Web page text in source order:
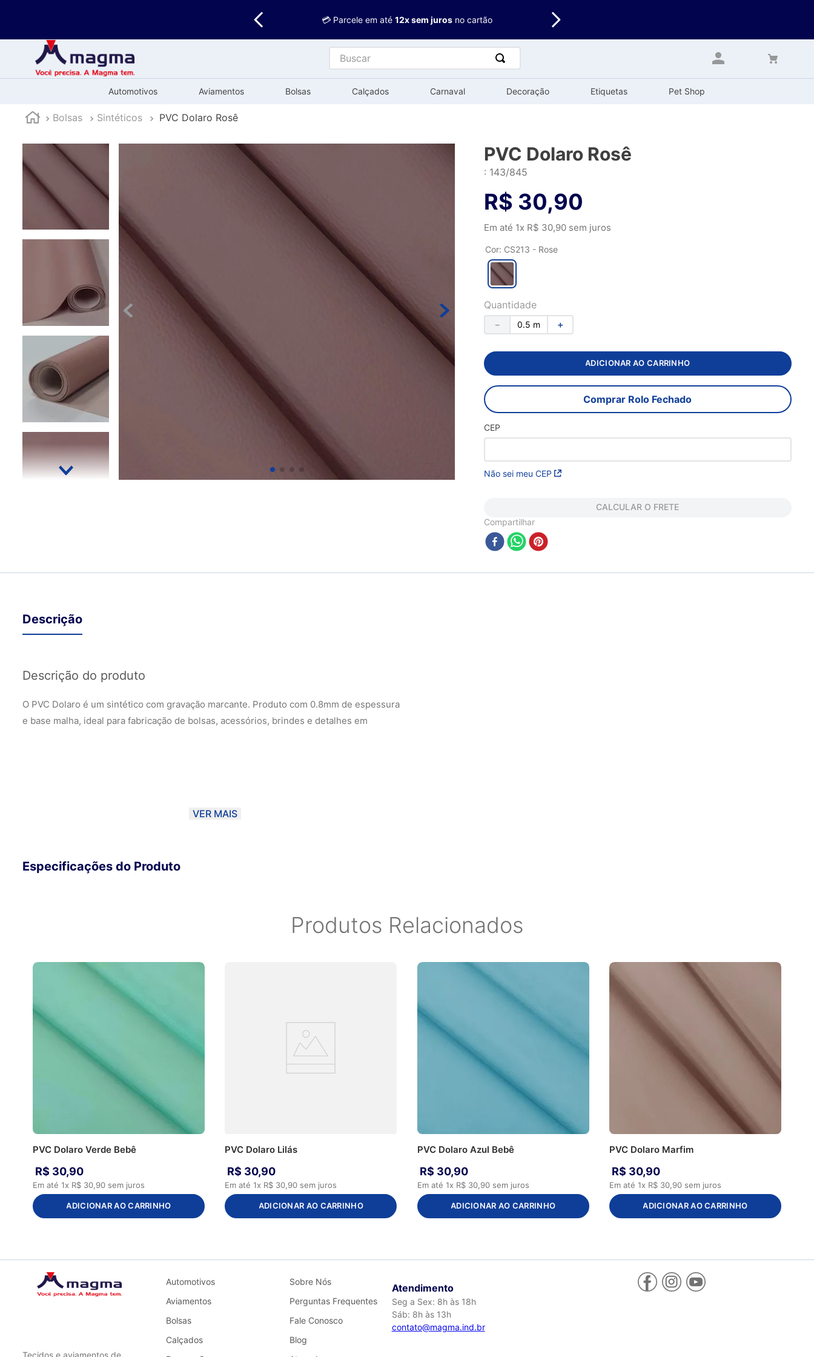
💳 Parcele em até 12x sem juros no cartão
Buscar
Automotivos Aviamentos Bolsas Calçados Carnaval Decoração Etiquetas Pet Shop
Bolsas Sintéticos PVC Dolaro Rosê
PVC Dolaro Rosê
: 143/845
R$ 30,90
Em até 1x R$ 30,90sem juros
Cor: CS213 - Rose
Quantidade
＋
－
ADICIONAR AO CARRINHO
Comprar Rolo Fechado
CEP
Não sei meu CEP
CALCULAR O FRETE
Compartilhar
Descrição
Descrição do produto
O PVC Dolaro é um sintético com gravação marcante. Produto com 0.8mm de espessura
e base malha, ideal para fabricação de bolsas, acessórios, brindes e detalhes em
Atenção: *As unidades são enviadas em cortes de 50 cm (1/2 metro). ** Em caso de
Exemplo: - 2 unidades de 50 cm - 1 metro; - 3 unidades de 50 cm - 1,5 metros; - 4
unidades de 50 cm - 2 metros; ***As fotos foram manuseadas de forma com que a cor
fique o mais próximo possível da cor real do material, podendo haver uma variação de
10% dependendo do monitor. ****Ao escolher o método de envio PAC ou SEDEX, o
material poderá ser DOBRADO para ser entregue aos Correios. Sendo assim, a Magma
não se responsabiliza por eventuais marcas no material. Para garantir melhor qualidade,
opte por Transportadora.
VER MAIS
Especificações do Produto
Produtos Relacionados
PVC Dolaro Verde Bebê
R$ 30,90
Em até1x R$ 30,90 sem juros
ADICIONAR AO CARRINHO
PVC Dolaro Lilás
R$ 30,90
Em até1x R$ 30,90 sem juros
ADICIONAR AO CARRINHO
PVC Dolaro Azul Bebê
R$ 30,90
Em até 1x R$ 30,90sem juros
ADICIONAR AO CARRINHO
PVC Dolaro Marfim
R$ 30,90
Em até 1x R$ 30,90sem juros
ADICIONAR AO CARRINHO
Automotivos
Aviamentos
Bolsas
Calçados
Sobre Nós
Perguntas Frequentes
Fale Conosco
Blog
Atendimento
Seg a Sex: 8h às 18h
Sáb: 8h às 13h
contato@magma.ind.br